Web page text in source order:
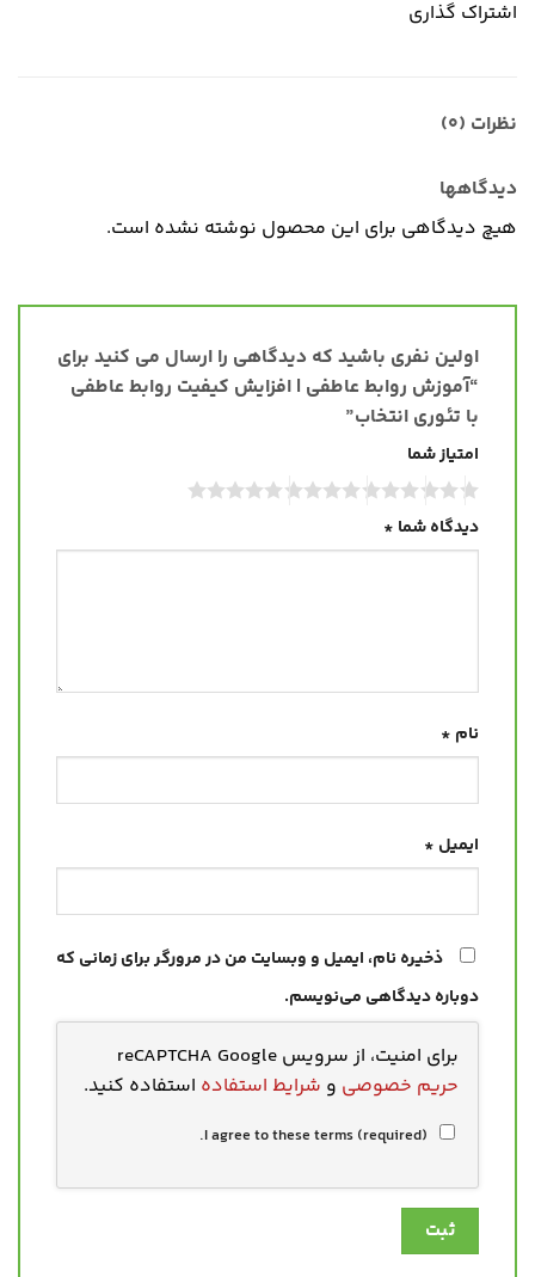
اشتراک گذاری
نظرات (0)
دیدگاهها
هیچ دیدگاهی برای این محصول نوشته نشده است.
اولین نفری باشید که دیدگاهی را ارسال می کنید برای
“آموزش روابط عاطفی | افزایش کیفیت روابط عاطفی
با تئوری انتخاب”
امتیاز شما
دیدگاه شما *
نام *
ایمیل *
ذخیره نام، ایمیل و وبسایت من در مرورگر برای زمانی که
دوباره دیدگاهی می‌نویسم.
برای امنیت، از سرویس reCAPTCHA Google
حریم خصوصی و شرایط استفاده استفاده کنید.
I agree to these terms (required).